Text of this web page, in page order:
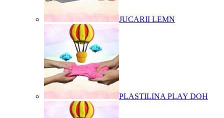
JUCARII LEMN
PLASTILINA PLAY DOH